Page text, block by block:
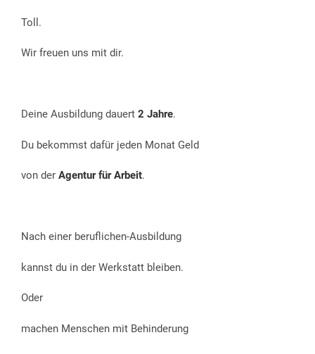
Toll.
Wir freuen uns mit dir.
Deine Ausbildung dauert 2 Jahre.
Du bekommst dafür jeden Monat Geld
von der Agentur für Arbeit.
Nach einer beruflichen-Ausbildung
kannst du in der Werkstatt bleiben.
Oder
machen Menschen mit Behinderung